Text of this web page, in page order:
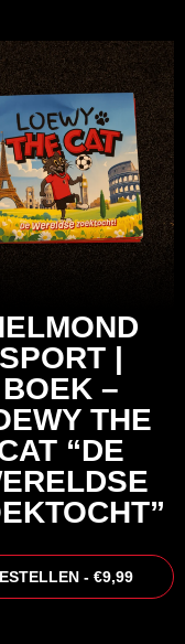
SPORT |
BOEK –
THE
“DE
- €9,99